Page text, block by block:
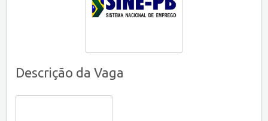
Descrição da Vaga